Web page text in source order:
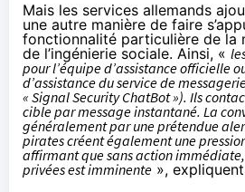
Mais les services allemands
une autre manière de faire
fonctionnalité particulière de la
de l’ingénierie sociale. Ainsi, «
pour l’équipe d’assistance officielle
d’assistance du service de
« Signal Security ChatBot »). Ils
cible par message instantané. La
généralement par une prétendue
pirates créent également une
affirmant que sans action
privées est imminente »,